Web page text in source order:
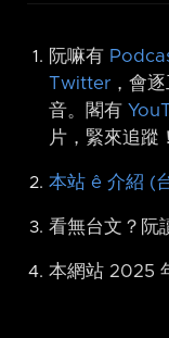
阮嘛有
Twitter ，會
音。閣有
片，緊來追蹤
本站 ê 介紹 (
看無台文？阮
本網站 2025